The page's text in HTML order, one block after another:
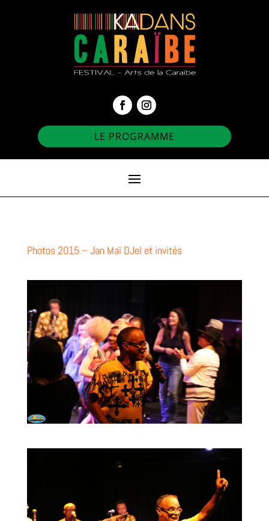
LE PROGRAMME
Photos 2015 – Jan Maï DJel et invités